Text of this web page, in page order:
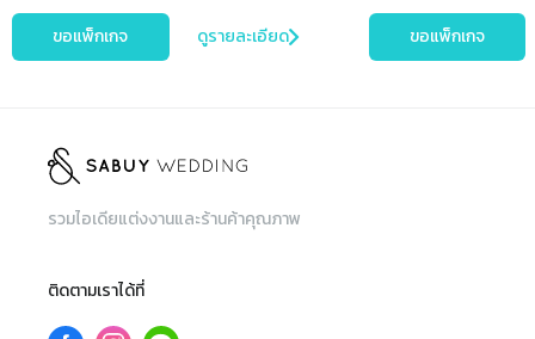
ขอแพ็กเกจ ดูรายละเอียด ขอแพ็กเกจ
รวมไอเดียแต่งงานและร้านค้าคุณภาพ
ติดตามเราได้ที่